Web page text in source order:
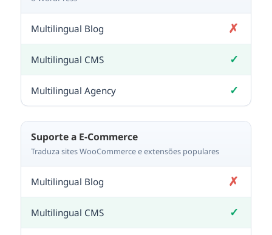
✗
Não incluído
✓
Incluído
✓
Incluído
Suporte a E-Commerce
Traduza sites WooCommerce e extensões populares
✗
Não incluído
✓
Incluído